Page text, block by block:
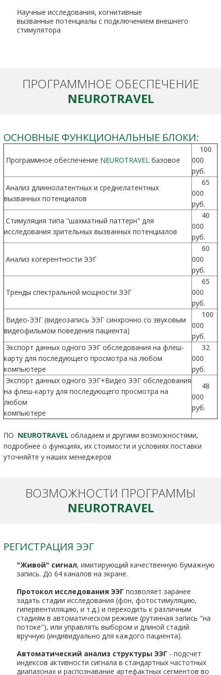
Научные исследования, когнитивные
вызванные потенциалы с подключением внешнего
стимулятора
ПРОГРАММНОЕ ОБЕСПЕЧЕНИЕ
NEUROTRAVEL
ОСНОВНЫЕ ФУНКЦИОНАЛЬНЫЕ БЛОКИ:
Программное обеспечение NEUROTRAVEL базовое
100
000
руб.
Анализ длиннолатентных и среднелатентных
вызванных потенциалов
65
000
руб.
Стимуляция типа "шахматный паттерн" для
исследования зрительных вызванных потенциалов
40
000
руб.
Анализ когерентности ЭЭГ
60
000
руб.
Тренды спектральной мощности ЭЭГ
65
000
руб.
Видео-ЭЭГ (видеозапись ЭЭГ синхронно со звуковым
видеофильмом поведения пациента)
100
000
руб.
Экспорт данных одного ЭЭГ обследования на флеш-
карту для последующего просмотра на любом
компьютере
32
000
руб.
Экспорт данных одного ЭЭГ+Видео ЭЭГ обследования
на флеш-карту для последующего просмотра на
любом
компьютере
48
000
руб.
ПО NEUROTRAVEL обладаем и другими возможностями,
подробнее о функциях, их стоимости и условиях поставки
уточняйте у наших менеджеров
ВОЗМОЖНОСТИ ПРОГРАММЫ
NEUROTRAVEL
РЕГИСТРАЦИЯ ЭЭГ
"Живой" сигнал, имитирующий качественную бумажную
запись. До 64 каналов на экране.
Протокол исследования ЭЭГ позволяет заранее
задать стадии исследования (фон, фотостимуляцию,
гипервентиляцию, и т.д.) и переходить к различным
стадиям в автоматическом режиме (рутинная запись "на
потоке"), или управлять выбором и длиной стадий
вручную (индивидуально для каждого пациента).
Автоматический анализ структуры ЭЭГ - подсчет
индексов активности сигнала в стандартных частотных
диапазонах и распознавание артефактных сегментов во